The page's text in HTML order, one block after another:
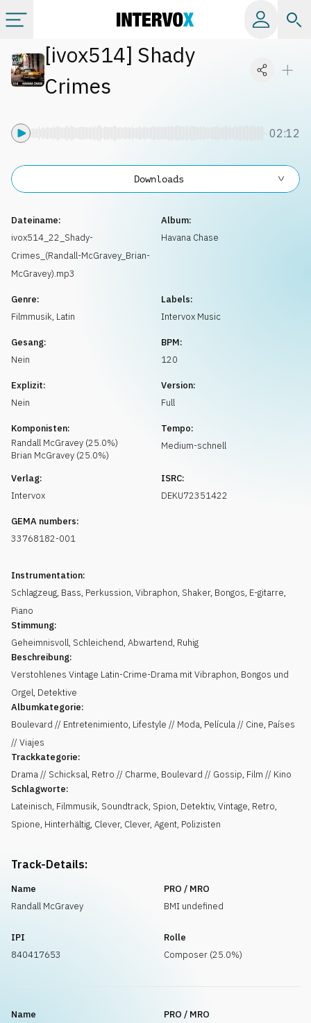
Kategorien
Info
Musikanfrage
[ivox514] Shady
Crimes
02:12
Dateiname:
ivox514_22_Shady-
Crimes_(Randall-McGravey_Brian-
McGravey).mp3
Album:
Havana Chase
Genre:
Filmmusik, Latin
Labels:
Intervox Music
Gesang:
Nein
BPM:
120
Explizit:
Nein
Version:
Full
Komponisten:
Randall McGravey (25.0%)
Brian McGravey (25.0%)
Tempo:
Medium-schnell
Verlag:
Intervox
ISRC:
DEKU72351422
GEMA numbers:
33768182-001
Instrumentation:
Schlagzeug, Bass, Perkussion, Vibraphon, Shaker, Bongos, E-gitarre,
Piano
Stimmung:
Geheimnisvoll, Schleichend, Abwartend, Ruhig
Beschreibung:
Verstohlenes Vintage Latin-Crime-Drama mit Vibraphon, Bongos und
Orgel, Detektive
Albumkategorie:
Boulevard // Entretenimiento, Lifestyle // Moda, Película // Cine, Países
// Viajes
Trackkategorie:
Drama // Schicksal, Retro // Charme, Boulevard // Gossip, Film // Kino
Schlagworte:
Lateinisch, Filmmusik, Soundtrack, Spion, Detektiv, Vintage, Retro,
Spione, Hinterhältig, Clever, Clever, Agent, Polizisten
Downloads
Track-Details:
Name
Randall McGravey
PRO / MRO
BMI undefined
IPI
840417653
Rolle
Composer (25.0%)
Name
PRO / MRO